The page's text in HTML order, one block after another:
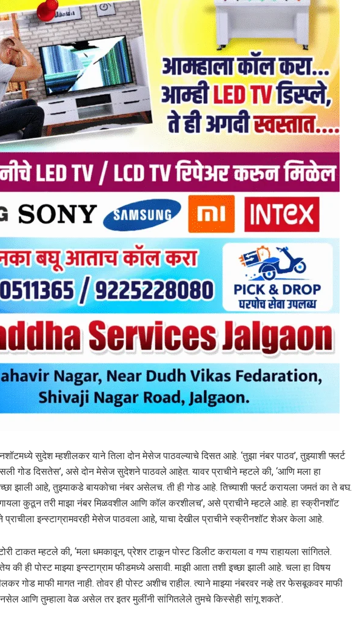
सुदेश म्हशीलकर याने तिला दोन मेसेज पाठवल्याचे दिसत आहे. ‘तुझा नंबर पाठव’, तुझ्याशी फ्लर्ट
गोड दिसतेस’, असे दोन मेसेज सुदेशने पाठवले आहेत. यावर प्राचीने म्हटले की, ‘आणि मला हा
झाली आहे, तुझ्याकडे बायकोचा नंबर असेलच. ती ही गोड आहे. तिच्याशी फ्लर्ट करायला जमतं का ते बघ.
कुठून तरी माझा नंबर मिळवशील आणि कॉल करशीलच’, असे प्राचीने म्हटले आहे. हा स्क्रीनशॉट
इन्स्टाग्रामवरही मेसेज पाठवला आहे, याचा देखील प्राचीने स्क्रीनशॉट शेअर केला आहे.
टाकत म्हटले की, ‘मला धमकावून, प्रेशर टाकून पोस्ट डिलीट करायला व गप्प राहायला सांगितले.
की ही पोस्ट माझ्या इन्स्टाग्राम फीडमध्ये असावी. माझी आता तशी इच्छा झाली आहे. चला हा विषय
गोड माफी मागत नाही. तोवर ही पोस्ट अशीच राहील. त्याने माझ्या नंबरवर नव्हे तर फेसबूकवर माफी
नसेल आणि तुम्हाला वेळ असेल तर इतर मुलींनी सांगितलेले तुमचे किस्सेही सांगू शकते’.